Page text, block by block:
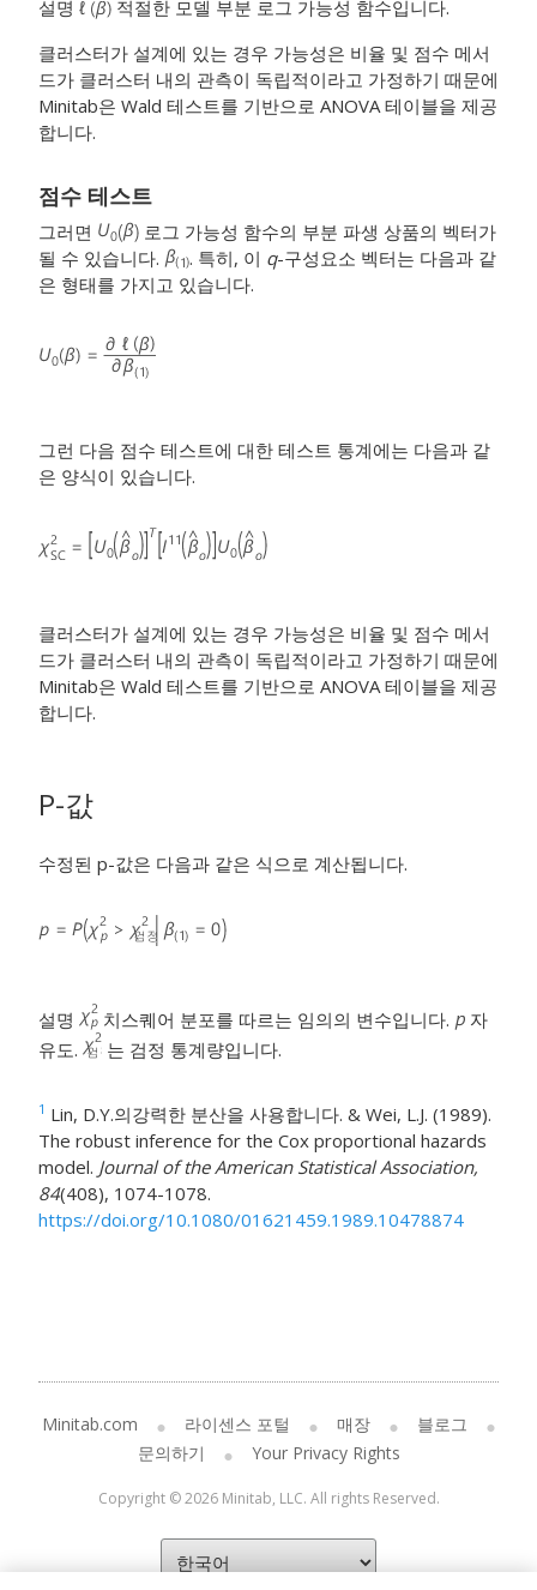
설명
적절한 모델 부분 로그 가능성 함수입니다.
클러스터가 설계에 있는 경우 가능성은 비율 및 점수 메서
드가 클러스터 내의 관측이 독립적이라고 가정하기 때문에
Minitab은 Wald 테스트를 기반으로 ANOVA 테이블을 제공
합니다.
점수 테스트
그러면
로그 가능성 함수의 부분 파생 상품의 벡터가
될 수 있습니다.
. 특히, 이 q-구성요소 벡터는 다음과 같
은 형태를 가지고 있습니다.
그런 다음 점수 테스트에 대한 테스트 통계에는 다음과 같
은 양식이 있습니다.
클러스터가 설계에 있는 경우 가능성은 비율 및 점수 메서
드가 클러스터 내의 관측이 독립적이라고 가정하기 때문에
Minitab은 Wald 테스트를 기반으로 ANOVA 테이블을 제공
합니다.
P-값
수정된 p-값은 다음과 같은 식으로 계산됩니다.
설명 치스퀘어 분포를 따르는 임의의 변수입니다.
자
유도.
는 검정 통계량입니다.
1 Lin, D.Y.의강력한 분산을 사용합니다. & Wei, L.J. (1989).
The robust inference for the Cox proportional hazards
model. Journal of the American Statistical Association,
84(408), 1074-1078.
https://doi.org/10.1080/01621459.1989.10478874
Minitab.com 라이센스 포털 매장
블로그
문의하기
Your Privacy Rights
Copyright © 2026 Minitab, LLC. All rights Reserved.